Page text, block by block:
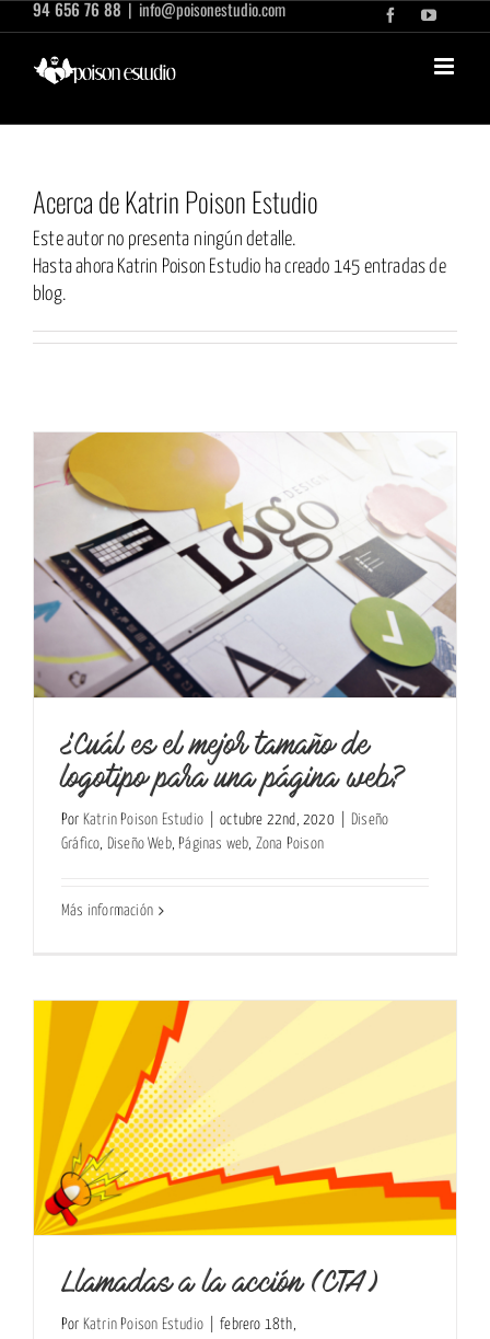
Saltar
al
contenido
94 656 76 88 | info@poisonestudio.com Facebook
Acerca deKatrin Poison Estudio
Este autor no presenta ningún detalle.
Hasta ahora Katrin Poison Estudio ha creado 145 entradas de
blog.
¿Cuál es el mejor tamaño de
logotipo para una página web?
Por Katrin Poison Estudio octubre 22nd, 2020
Diseño
Gráfico
Diseño Web, Páginas web Zona Poison
Más información
Llamadas a la acción (CTA)
Por Katrin Poison Estudio
febrero 18th,